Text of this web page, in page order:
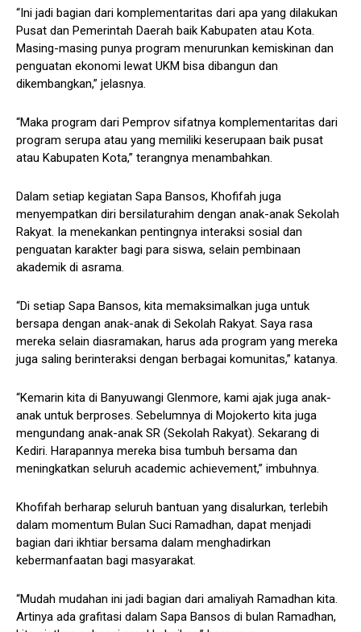
“Ini jadi bagian dari komplementaritas dari apa yang dilakukan
Pusat dan Pemerintah Daerah baik Kabupaten atau Kota.
Masing-masing punya program menurunkan kemiskinan dan
penguatan ekonomi lewat UKM bisa dibangun dan
dikembangkan,” jelasnya.
“Maka program dari Pemprov sifatnya komplementaritas dari
program serupa atau yang memiliki keserupaan baik pusat
atau Kabupaten Kota,” terangnya menambahkan.
Dalam setiap kegiatan Sapa Bansos, Khofifah juga
menyempatkan diri bersilaturahim dengan anak-anak Sekolah
Rakyat. Ia menekankan pentingnya interaksi sosial dan
penguatan karakter bagi para siswa, selain pembinaan
akademik di asrama.
“Di setiap Sapa Bansos, kita memaksimalkan juga untuk
bersapa dengan anak-anak di Sekolah Rakyat. Saya rasa
mereka selain diasramakan, harus ada program yang mereka
juga saling berinteraksi dengan berbagai komunitas,” katanya.
“Kemarin kita di Banyuwangi Glenmore, kami ajak juga anak-
anak untuk berproses. Sebelumnya di Mojokerto kita juga
mengundang anak-anak SR (Sekolah Rakyat). Sekarang di
Kediri. Harapannya mereka bisa tumbuh bersama dan
meningkatkan seluruh academic achievement,” imbuhnya.
Khofifah berharap seluruh bantuan yang disalurkan, terlebih
dalam momentum Bulan Suci Ramadhan, dapat menjadi
bagian dari ikhtiar bersama dalam menghadirkan
kebermanfaatan bagi masyarakat.
“Mudah mudahan ini jadi bagian dari amaliyah Ramadhan kita.
Artinya ada grafitasi dalam Sapa Bansos di bulan Ramadhan,